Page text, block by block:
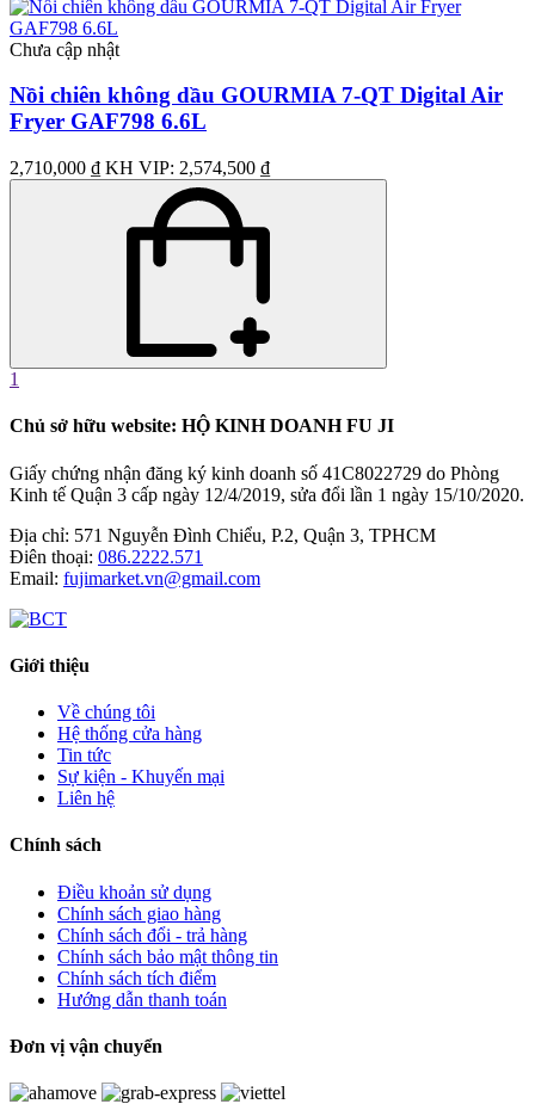
Chưa cập nhật
Nồi chiên không dầu GOURMIA 7-QT Digital Air
Fryer GAF798 6.6L
2,710,000 ₫ KH VIP: 2,574,500 ₫
1
Chủ sở hữu website: HỘ KINH DOANH FU JI
Giấy chứng nhận đăng ký kinh doanh số 41C8022729 do Phòng
Kinh tế Quận 3 cấp ngày 12/4/2019, sửa đổi lần 1 ngày 15/10/2020.
Địa chỉ: 571 Nguyễn Đình Chiểu, P.2, Quận 3, TPHCM
Điên thoại: 086.2222.571
Email: fujimarket.vn@gmail.com
Giới thiệu
Về chúng tôi
Hệ thống cửa hàng
Tin tức
Sự kiện - Khuyến mại
Liên hệ
Chính sách
Điều khoản sử dụng
Chính sách giao hàng
Chính sách đổi - trả hàng
Chính sách bảo mật thông tin
Chính sách tích điểm
Hướng dẫn thanh toán
Đơn vị vận chuyển